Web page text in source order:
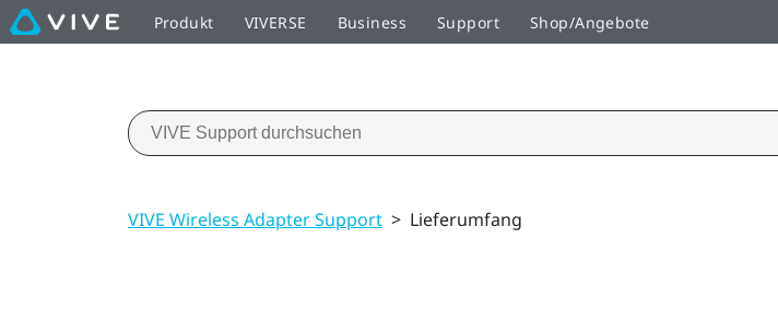
Produkt VIVERSE Business Support Shop/Angebote
VIVE Wireless Adapter Support > Lieferumfang